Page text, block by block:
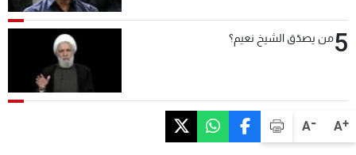
A+
A-
5من يصدّق الشيخ نعيم؟